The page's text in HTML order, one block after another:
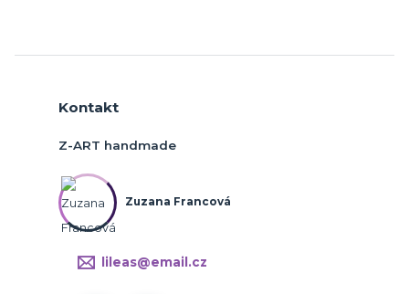
Kontakt
Z-ART handmade
Zuzana Francová
lileas@email.cz